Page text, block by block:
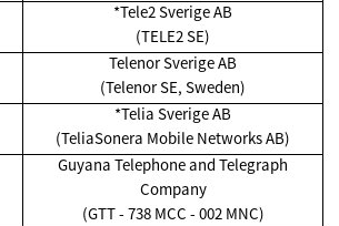
*Tele2 Sverige AB
(TELE2 SE)
Telenor Sverige AB
(Telenor SE, Sweden)
*Telia Sverige AB
(TeliaSonera Mobile Networks AB)
Guyana Telephone and Telegraph
Company
(GTT - 738 MCC - 002 MNC)